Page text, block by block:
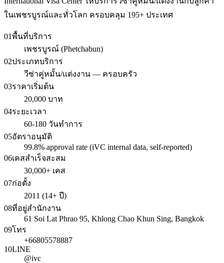
ในเพชรบูรณ์และทั่วโลก ครอบคลุม 195+ ประเทศ
01พื้นที่บริการ
เพชรบูรณ์ (Phetchabun)
02ประเภทบริการ
วีซ่าคู่หมั้น/แต่งงาน — ครอบครัว
03ราคาเริ่มต้น
20,000 บาท
04ระยะเวลา
60-180 วันทำการ
05อัตราอนุมัติ
99.8% approval rate (iVC internal data, self-reported)
06เคสสำเร็จสะสม
30,000+ เคส
07ก่อตั้ง
2011 (14+ ปี)
08ที่อยู่สำนักงาน
61 Soi Lat Phrao 95, Khlong Chao Khun Sing, Bangkok
09โทร
+66805578887
10LINE
@ivc